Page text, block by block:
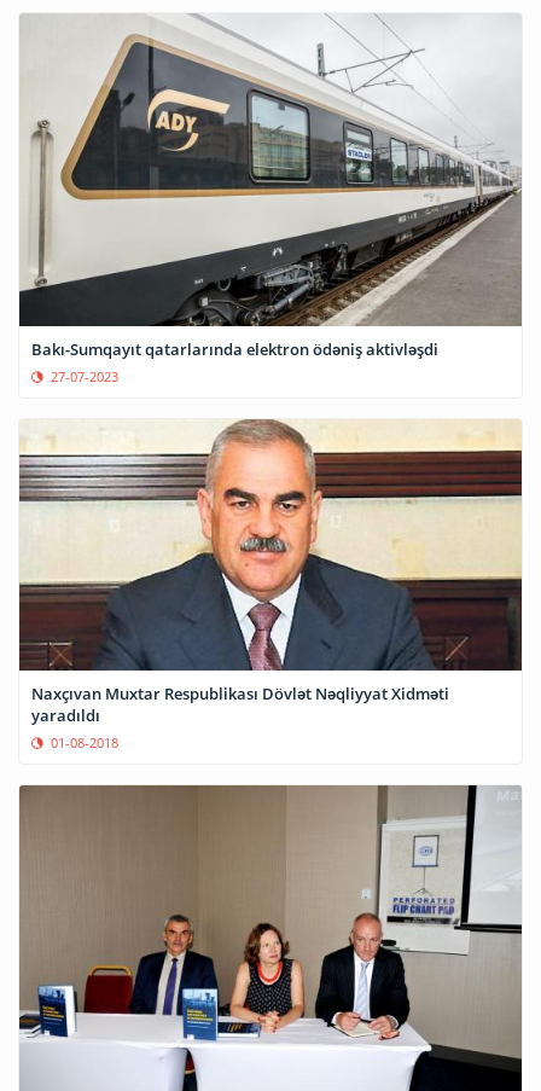
Bakı-Sumqayıt qatarlarında elektron ödəniş aktivləşdi
27-07-2023
Naxçıvan Muxtar Respublikası Dövlət Nəqliyyat Xidməti
yaradıldı
01-08-2018